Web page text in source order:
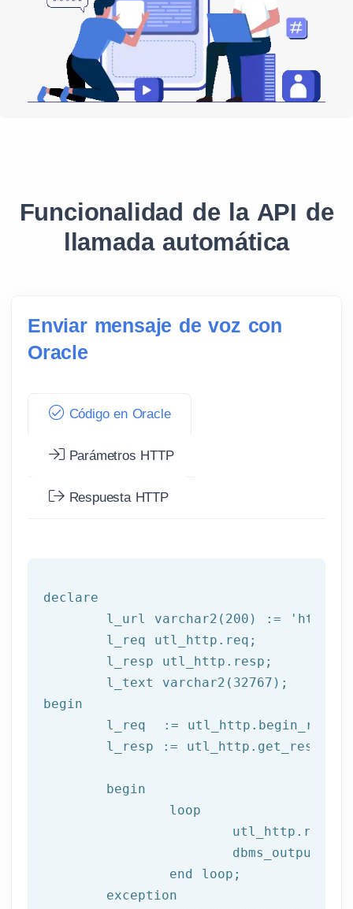
Funcionalidad de la API de
llamada automática
Enviar mensaje de voz con
Oracle
Código en Oracle
Parámetros HTTP
Respuesta HTTP
declare
	l_url varchar2(
200 ) :=
'http://
begin
l_req  :=
begin
end loop;